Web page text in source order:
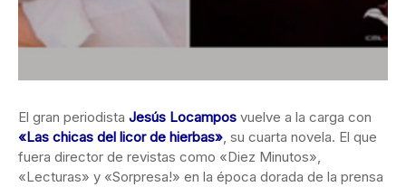
El gran periodista Jesús Locampos vuelve a la carga con
«Las chicas del licor de hierbas», su cuarta novela. El que
fuera director de revistas como «Diez Minutos»,
«Lecturas» y «Sorpresa!» en la época dorada de la prensa